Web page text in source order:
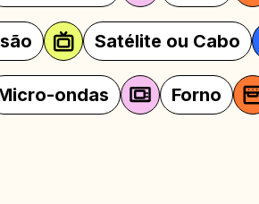
Televisão
Forno Cozinha